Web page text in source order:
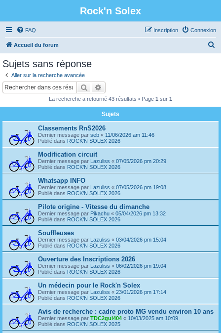
Rock'n Solex
FAQ Connexion
Inscription
Accueil du forum
Sujets sans réponse
Aller sur la recherche avancée
Rechercher
La recherche a retourné 43 résultats • Page 1 sur 1
Sujets
Classements RnS2026
Dernier message par seb « 11/06/2026 am 11:46
Publié dans ROCK'N SOLEX 2026
Modification circuit
Dernier message par Lazuliss « 07/05/2026 pm 20:29
Publié dans ROCK'N SOLEX 2026
Whatsapp INFO
Dernier message par Lazuliss « 07/05/2026 pm 19:08
Publié dans ROCK'N SOLEX 2026
Pilote origine - Vitesse du dimanche
Dernier message par Pikachu « 05/04/2026 pm 13:32
Publié dans ROCK'N SOLEX 2026
Souffleuses
Dernier message par Lazuliss « 03/04/2026 pm 15:04
Publié dans ROCK'N SOLEX 2026
Ouverture des Inscriptions 2026
Dernier message par Lazuliss « 06/02/2026 pm 19:04
Publié dans ROCK'N SOLEX 2026
Un médecin pour le Rock'n Solex
Dernier message par Lazuliss « 23/01/2026 pm 17:14
Publié dans ROCK'N SOLEX 2026
Avis de recherche : cadre proto MG vendu environ 10 ans
Dernier message par TDC2gui404 « 10/03/2025 am 10:09
Publié dans ROCK'N SOLEX 2025